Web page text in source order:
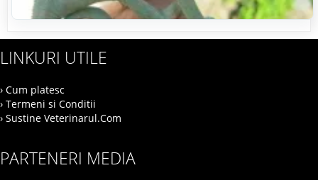
LINKURI UTILE
› Cum platesc
› Termeni si Conditii
› Sustine Veterinarul.Com
PARTENERI MEDIA